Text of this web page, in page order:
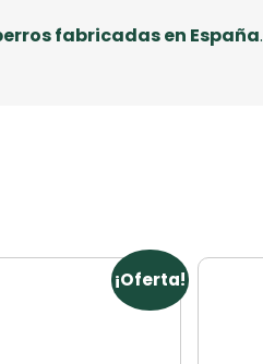
fabricadas en España.
¡Oferta!